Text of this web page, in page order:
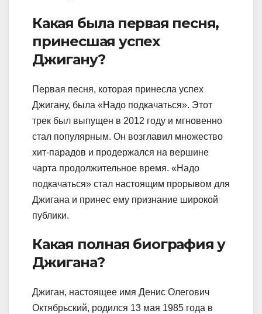
Какая была первая песня,
принесшая успех
Джигану?
Первая песня, которая принесла успех
Джигану, была «Надо подкачаться». Этот
трек был выпущен в 2012 году и мгновенно
стал популярным. Он возглавил множество
хит-парадов и продержался на вершине
чарта продолжительное время. «Надо
подкачаться» стал настоящим прорывом для
Джигана и принес ему признание широкой
публики.
Какая полная биография у
Джигана?
Джиган, настоящее имя Денис Олегович
Октябрьский, родился 13 мая 1985 года в